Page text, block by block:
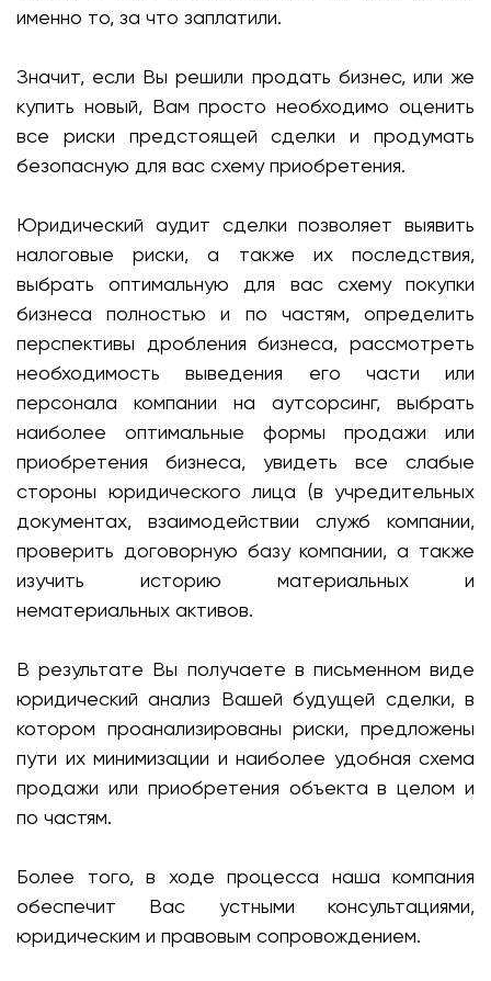
именно то, за что заплатили.
Значит, если Вы решили продать бизнес, или же
купить новый, Вам просто необходимо оценить
все риски предстоящей сделки и продумать
безопасную для вас схему приобретения.
Юридический аудит сделки позволяет выявить
налоговые риски, а также их последствия,
выбрать оптимальную для вас схему покупки
бизнеса полностью и по частям, определить
перспективы дробления бизнеса, рассмотреть
необходимость выведения его части или
персонала компании на аутсорсинг, выбрать
наиболее оптимальные формы продажи или
приобретения бизнеса, увидеть все слабые
стороны юридического лица (в учредительных
документах, взаимодействии служб компании,
проверить договорную базу компании, а также
изучить историю материальных и
нематериальных активов.
В результате Вы получаете в письменном виде
юридический анализ Вашей будущей сделки, в
котором проанализированы риски, предложены
пути их минимизации и наиболее удобная схема
продажи или приобретения объекта в целом и
по частям.
Более того, в ходе процесса наша компания
обеспечит Вас устными консультациями,
юридическим и правовым сопровождением.